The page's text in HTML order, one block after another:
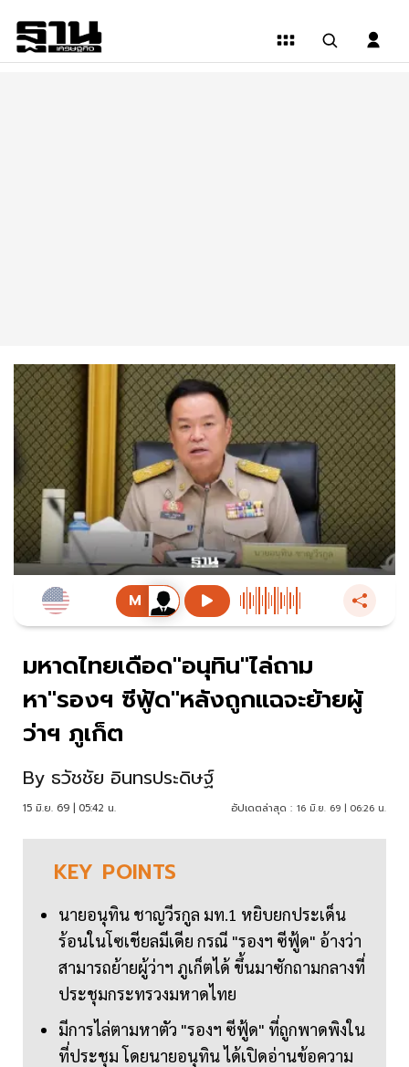
มหาดไทยเดือด"อนุทิน"ไล่ถาม
หา"รองฯ ซีฟู้ด"หลังถูกแฉจะย้ายผู้
ว่าฯ ภูเก็ต
By ธวัชชัย อินทรประดิษฐ์
15 มิ.ย. 69 | 05:42 น. อัปเดตล่าสุด : 16 มิ.ย. 69 | 06:26 น.
KEY POINTS
นายอนุทิน ชาญวีรกูล มท.1 หยิบยกประเด็น
ร้อนในโซเชียลมีเดีย กรณี "รองฯ ซีฟู้ด" อ้างว่า
สามารถย้ายผู้ว่าฯ ภูเก็ตได้ ขึ้นมาซักถามกลางที่
ประชุมกระทรวงมหาดไทย
มีการไล่ตามหาตัว "รองฯ ซีฟู้ด" ที่ถูกพาดพิงใน
ที่ประชุม โดยนายอนุทิน ได้เปิดอ่านข้อความ